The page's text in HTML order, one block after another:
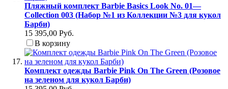
Пляжный комплект Barbie Basics Look No. 01—
Collection 003 (Набор №1 из Коллекции №3 для кукол
Барби)
15 395,00 Руб.
В корзину
Комплект одежды Barbie Pink On The Green (Розовое
на зеленом для кукол Барби)